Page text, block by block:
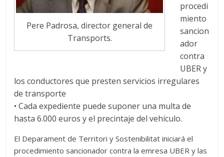
Pere Padrosa, director general de
Transports.
procedi
miento
sancion
ador
contra
UBER y
los conductores que presten servicios irregulares
de transporte
• Cada expediente puede suponer una multa de
hasta 6.000 euros y el precintaje del vehículo.
El Deparament de Territori y Sostenibilitat iniciará el
procedimiento sancionador contra la emresa UBER y las